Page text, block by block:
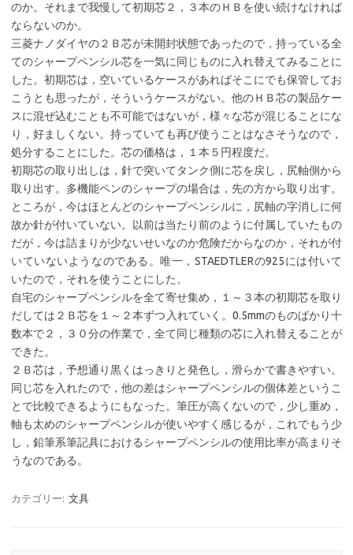
のか。それまで我慢して初期芯２，３本のＨＢを使い続けなければ
ならないのか。
三菱ナノダイヤの２Ｂ芯が未開封状態であったので，持っている全
てのシャープペンシル芯を一気に同じものに入れ替えてみることに
した。初期芯は，空いているケースがあればそこにでも保管してお
こうとも思ったが，そういうケースがない。他のＨＢ芯の製品ケー
スに混ぜ込むことも不可能ではないが，様々な芯が混じることにな
り，好ましくない。持っていても再び使うことはなさそうなので，
処分することにした。芯の価格は，１本５円程度だ。
初期芯の取り出しは，針で突いてタンク側に芯を戻し，尻軸側から
取り出す。多機能ペンのシャープの場合は，先の方から取り出す。
ところが，今はほとんどのシャープペンシルに，尻軸の字消しに何
故か針が付いていない。以前は当たり前のように付属していたもの
だが，今は詰まりが少ないせいなのか危険だからなのか，それが付
いていないようなのである。唯一，STAEDTLERの925には付いて
いたので，それを使うことにした。
自宅のシャープペンシルを全て寄せ集め，１～３本の初期芯を取り
だしては２Ｂ芯を１～２本ずつ入れていく。0.5mmのものばかり十
数本で２，３０分の作業で，全て同じ種類の芯に入れ替えることが
できた。
２Ｂ芯は，予想通り黒くはっきりと発色し，滑らかで書きやすい。
同じ芯を入れたので，他の差はシャープペンシルの個体差というこ
とで比較できるようにもなった。筆圧が高くないので，少し重め，
軸も太めのシャープペンシルが使いやすく感じるが，これでもう少
し，鉛筆系筆記具におけるシャープペンシルの使用比率が高まりそ
うなのである。
カテゴリー: 文具